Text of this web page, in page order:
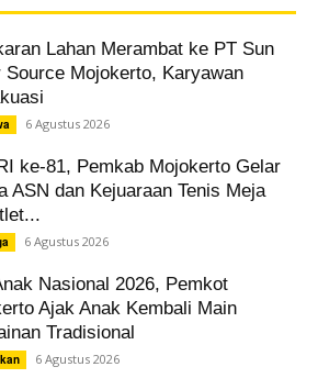
Lahan Merambat ke PT Sun
Source Mojokerto, Karyawan
6 Agustus 2026
ke-81, Pemkab Mojokerto Gelar
ASN dan Kejuaraan Tenis Meja
6 Agustus 2026
Nasional 2026, Pemkot
Ajak Anak Kembali Main
Tradisional
6 Agustus 2026